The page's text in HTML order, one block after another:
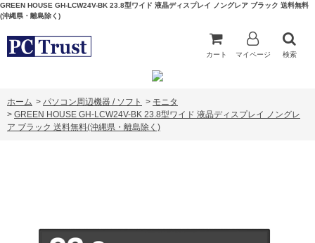
GREEN HOUSE GH-LCW24V-BK 23.8型ワイド 液晶ディスプレイ ノングレア ブラック 送料無料
(沖縄県・離島除く)
カート マイページ 検索
ホーム > パソコン周辺機器 / ソフト > モニタ
> GREEN HOUSE GH-LCW24V-BK 23.8型ワイド 液晶ディスプレイ ノングレ
ア ブラック 送料無料(沖縄県・離島除く)